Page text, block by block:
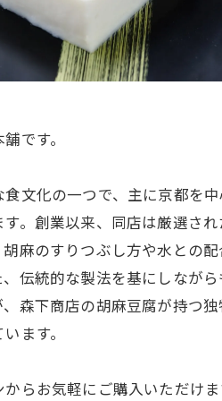
です。
文化の一つで、主に京都を
。創業以来、同店は厳選さ
麻のすりつぶし方や水との
伝統的な製法を基にしなが
森下商店の胡麻豆腐が持つ
ます。
らお気軽にご購入いただけま